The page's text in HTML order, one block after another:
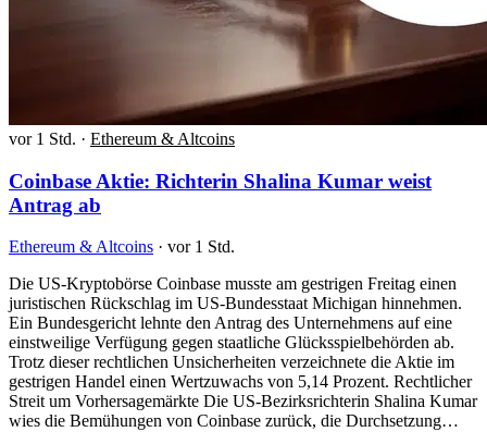
vor 1 Std. · Ethereum & Altcoins
Coinbase Aktie: Richterin Shalina Kumar weist
Antrag ab
Ethereum & Altcoins · vor 1 Std.
Die US-Kryptobörse Coinbase musste am gestrigen Freitag einen
juristischen Rückschlag im US-Bundesstaat Michigan hinnehmen.
Ein Bundesgericht lehnte den Antrag des Unternehmens auf eine
einstweilige Verfügung gegen staatliche Glücksspielbehörden ab.
Trotz dieser rechtlichen Unsicherheiten verzeichnete die Aktie im
gestrigen Handel einen Wertzuwachs von 5,14 Prozent. Rechtlicher
Streit um Vorhersagemärkte Die US-Bezirksrichterin Shalina Kumar
wies die Bemühungen von Coinbase zurück, die Durchsetzung…